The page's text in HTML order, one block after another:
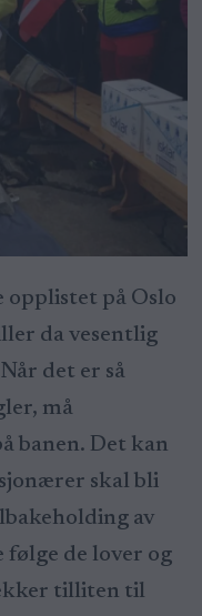
opplistet på Oslo
da vesentlig
det er så
må
banen. Det kan
skal bli
av
de lover og
tilliten til